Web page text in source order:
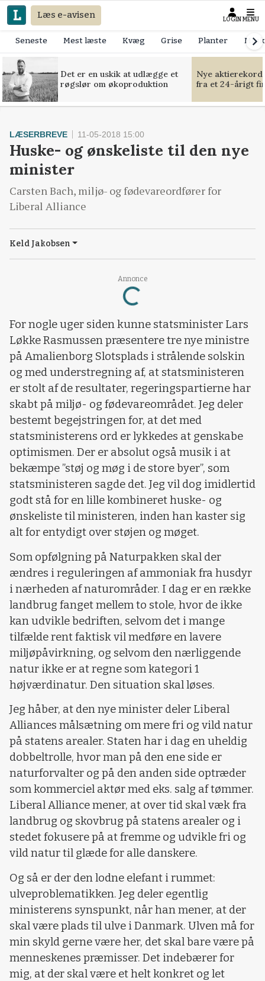
Læs e-avisen LOGIN MENU
Seneste Mest læste Kvæg Grise Planter
Det er en uskik at udlægge et
røgslør om økoproduktion
Nye
fra et 24-årigt
Annonce
Loading...
LÆSERBREVE 11-05-2018 15:00
Huske- og ønskeliste til den nye
minister
Carsten Bach, miljø- og fødevareordfører for
Liberal Alliance
Keld Jakobsen
For nogle uger siden kunne statsminister Lars
Løkke Rasmussen præsentere tre nye ministre
på Amalienborg Slotsplads i strålende solskin
og med understregning af, at statsministeren
er stolt af de resultater, regeringspartierne har
skabt på miljø- og fødevareområdet. Jeg deler
bestemt begejstringen for, at det med
statsministerens ord er lykkedes at genskabe
optimismen. Der er absolut også musik i at
bekæmpe ”støj og møg i de store byer”, som
statsministeren sagde det. Jeg vil dog imidlertid
godt stå for en lille kombineret huske- og
ønskeliste til ministeren, inden han kaster sig
alt for entydigt over støjen og møget.
Som opfølgning på Naturpakken skal der
ændres i reguleringen af ammoniak fra husdyr
i nærheden af naturområder. I dag er en række
landbrug fanget mellem to stole, hvor de ikke
kan udvikle bedriften, selvom det i mange
tilfælde rent faktisk vil medføre en lavere
miljøpåvirkning, og selvom den nærliggende
natur ikke er at regne som kategori 1
højværdinatur. Den situation skal løses.
Jeg håber, at den nye minister deler Liberal
Alliances målsætning om mere fri og vild natur
på statens arealer. Staten har i dag en uheldig
dobbeltrolle, hvor man på den ene side er
naturforvalter og på den anden side optræder
som kommerciel aktør med eks. salg af tømmer.
Liberal Alliance mener, at over tid skal væk fra
landbrug og skovbrug på statens arealer og i
stedet fokusere på at fremme og udvikle fri og
vild natur til glæde for alle danskere.
Og så er der den lodne elefant i rummet:
ulveproblematikken. Jeg deler egentlig
ministerens synspunkt, når han mener, at der
skal være plads til ulve i Danmark. Ulven må for
min skyld gerne være her, det skal bare være på
menneskenes præmisser. Det indebærer for
mig, at der skal være et helt konkret og let